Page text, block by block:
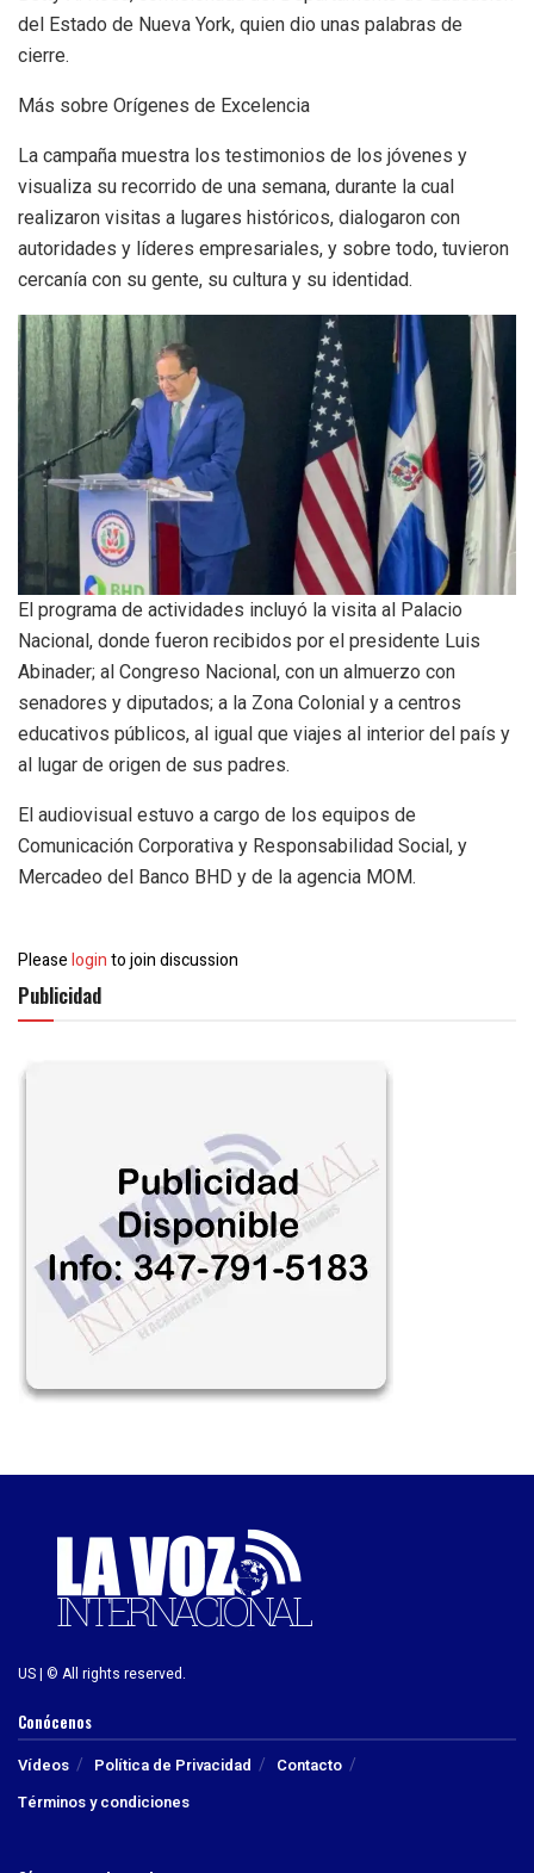
del Estado de Nueva York, quien dio unas palabras de
cierre.
Más sobre Orígenes de Excelencia
La campaña muestra los testimonios de los jóvenes y
visualiza su recorrido de una semana, durante la cual
realizaron visitas a lugares históricos, dialogaron con
autoridades y líderes empresariales, y sobre todo, tuvieron
cercanía con su gente, su cultura y su identidad.
El programa de actividades incluyó la visita al Palacio
Nacional, donde fueron recibidos por el presidente Luis
Abinader; al Congreso Nacional, con un almuerzo con
senadores y diputados; a la Zona Colonial y a centros
educativos públicos, al igual que viajes al interior del país y
al lugar de origen de sus padres.
El audiovisual estuvo a cargo de los equipos de
Comunicación Corporativa y Responsabilidad Social, y
Mercadeo del Banco BHD y de la agencia MOM.
Pleaseloginto join discussion
Publicidad
US | © All rights reserved.
Conócenos
Vídeos Política de Privacidad
Contacto
Términos y condiciones